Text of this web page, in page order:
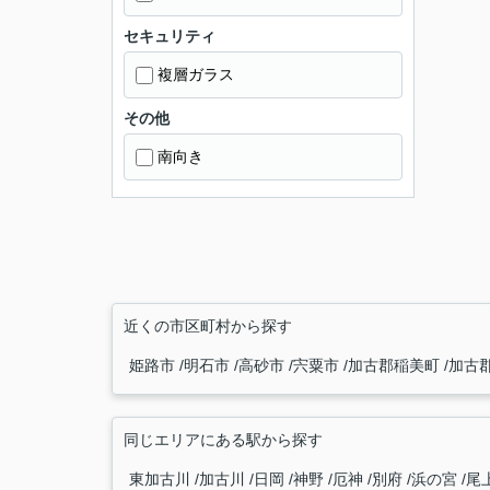
セキュリティ
複層ガラス
その他
南向き
近くの市区町村から探す
姫路市 明石市 高砂市 宍粟市 加古郡稲美町 加古
同じエリアにある駅から探す
東加古川 加古川 日岡 神野 厄神 別府 浜の宮 尾